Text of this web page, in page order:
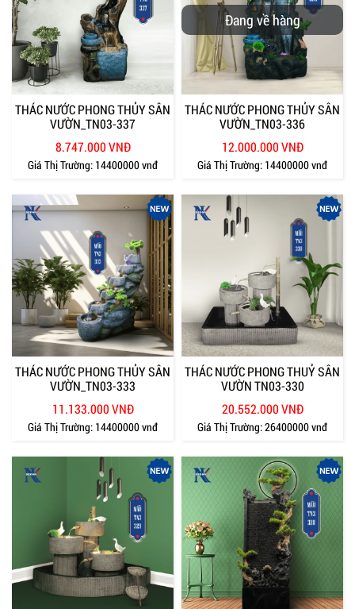
THÁC NƯỚC PHONG THỦY SÂN
VƯỜN_TN03-337
8.747.000 VNĐ
Giá Thị Trường: 14400000 vnđ
Đang về hàng
THÁC NƯỚC PHONG THỦY SÂN
VƯỜN_TN03-336
12.000.000 VNĐ
Giá Thị Trường: 14400000 vnđ
THÁC NƯỚC PHONG THỦY SÂN
VƯỜN_TN03-333
11.133.000 VNĐ
Giá Thị Trường: 14400000 vnđ
THÁC NƯỚC PHONG THUỶ SÂN
VƯỜN TN03-330
20.552.000 VNĐ
Giá Thị Trường:26400000 vnđ